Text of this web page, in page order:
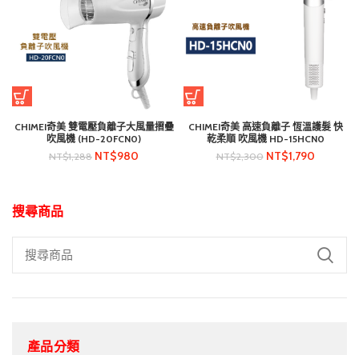
搜尋商品
產品分類
CHIMEI奇美 雙電壓負離子大風量摺疊
吹風機 (HD-20FCN0)
NT$1,288 NT$980
CHIMEI奇美 高速負離子 恆溫護髮 快
乾柔順 吹風機 HD-15HCN0
NT$2,300 NT$1,790